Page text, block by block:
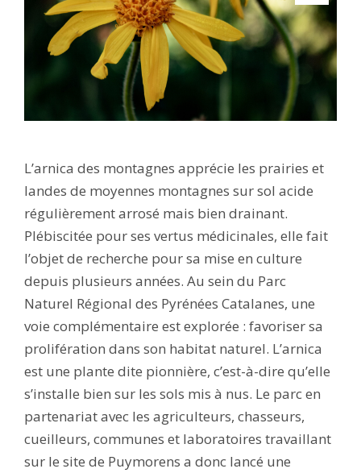
L’arnica des montagnes apprécie les prairies et
landes de moyennes montagnes sur sol acide
régulièrement arrosé mais bien drainant.
Plébiscitée pour ses vertus médicinales, elle fait
l’objet de recherche pour sa mise en culture
depuis plusieurs années. Au sein du Parc
Naturel Régional des Pyrénées Catalanes, une
voie complémentaire est explorée : favoriser sa
prolifération dans son habitat naturel. L’arnica
est une plante dite pionnière, c’est-à-dire qu’elle
s’installe bien sur les sols mis à nus. Le parc en
partenariat avec les agriculteurs, chasseurs,
cueilleurs, communes et laboratoires travaillant
sur le site de Puymorens a donc lancé une